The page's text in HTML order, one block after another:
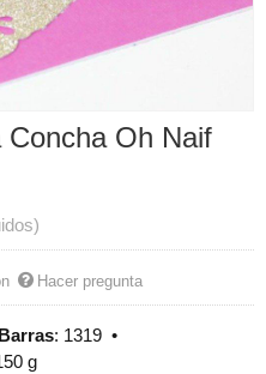
Concha Oh Naif
Hacer pregunta
: 1319 •
g